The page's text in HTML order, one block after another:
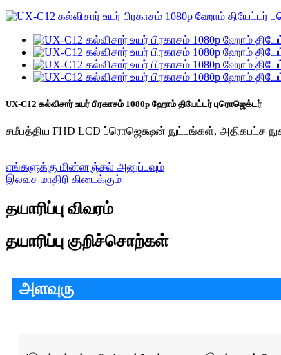
UX-C12 கல்விசார் உயர் பிரகாசம் 1080p ஹோம் தியேட்டர் புரொஜெக்டர்
சமீபத்திய FHD LCD ப்ரொஜெக்ஷன் நுட்பங்கள், அதிகபட்ச
எங்களுக்கு மின்னஞ்சல் அனுப்பவும்
இலவச மாதிரி கிடைக்கும்
தயாரிப்பு விவரம்
தயாரிப்பு குறிச்சொற்கள்
அளவுரு